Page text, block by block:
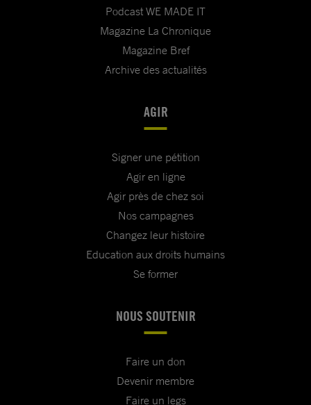
Podcast WE MADE IT
Magazine La Chronique
Magazine Bref
Archive des actualités
AGIR
Signer une pétition
Agir en ligne
Agir près de chez soi
Nos campagnes
Changez leur histoire
Education aux droits humains
Se former
NOUS SOUTENIR
Faire un don
Devenir membre
Faire un legs